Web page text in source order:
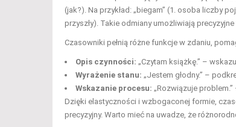
(jak?). Na przykład: „biegam” (1. osoba liczby
przyszły). Takie odmiany umożliwiają
Czasowniki pełnią różne funkcje w zdaniu,
Opis czynności: „Czytam książkę.” –
Wyrażenie stanu: „Jestem głodny.” –
Wskazanie procesu: „Rozwiązuje
Dzięki elastyczności i wzbogaconej formie,
precyzyjny. Warto mieć na uwadze, że